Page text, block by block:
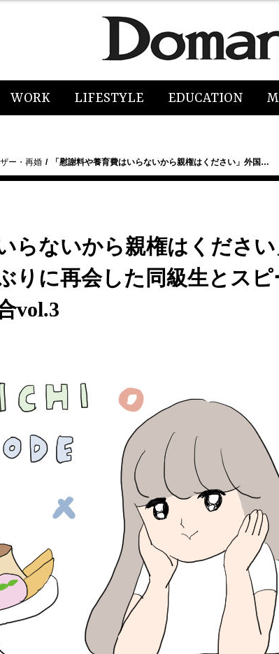
WORK LIFESTYLE EDUCATION
ー・再婚 「慰謝料や養育費はいらないから親権はください」外国…
らないから親権はください
りに再会した同級生とス
vol.3